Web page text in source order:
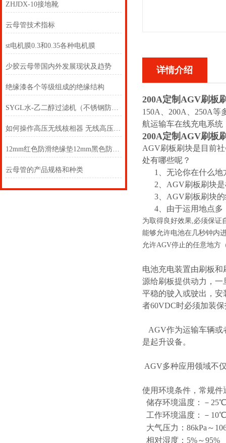
ZHJDX-10接地靴
云母管技术指标
st电机膜0.3和0.35各种电机膜
少胶云母带国内外发展现状及趋势
绝缘漆各个等级组成的绝缘结构
SYGL水-乙二醇过滤机（不锈钢防爆型）
如何操作高压无线核相器 无线高压核相仪两个
12mm红色防滑绝缘垫12mm黑色防滑绝缘垫
云母管的产品规格和种类
详情介绍
200A定制AGV刷板
150A、200A、250A
航运输车在线充电系
200A定制AGV刷板
AGV刷板刷块是目前
处有哪些呢？
1、无论你在什么地
2、AGV刷板刷块是
3、AGV刷板刷块的
4、由于运用地点多
为取得良好效果,必须保证
能够允许电池在几秒钟内
允许AGV停止的任意地方
电池充电装置由刷板
源给刷板提供动力，
平稳的驶入或驶出，安
者60VDC时必须加装
AGV作为运输车辆或
是起升设备。
AGV多种应用领域不
使用环境条件，常规件
储存环境温度：－
工作环境温度：－
大气压力：86kPa～
相对湿度：5%～95%